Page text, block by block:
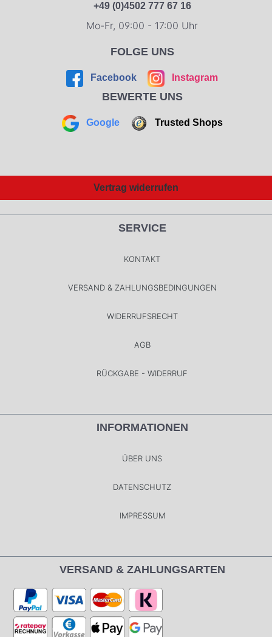
+49 (0)4502 777 67 16
Mo-Fr, 09:00 - 17:00 Uhr
FOLGE UNS
Facebook Instagram
BEWERTE UNS
Google Trusted Shops
Vertrag widerrufen
SERVICE
KONTAKT
VERSAND & ZAHLUNGSBEDINGUNGEN
WIDERRUFSRECHT
AGB
RÜCKGABE - WIDERRUF
INFORMATIONEN
ÜBER UNS
DATENSCHUTZ
IMPRESSUM
VERSAND & ZAHLUNGSARTEN